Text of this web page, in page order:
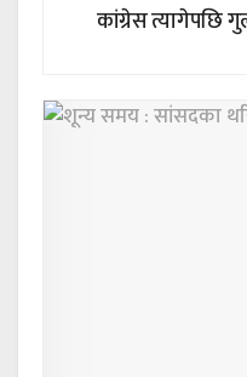
कांग्रेस त्यागेपछि